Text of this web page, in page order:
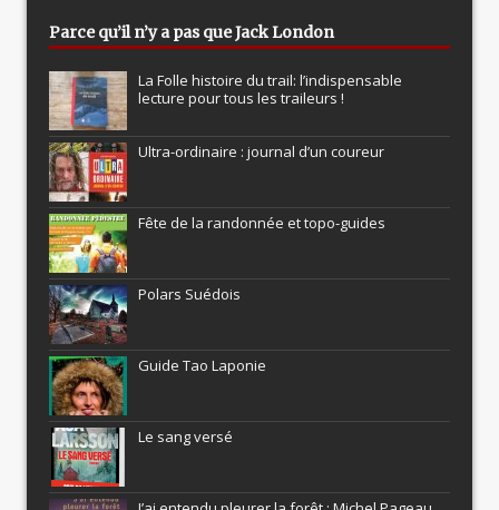
Parce qu’il n’y a pas que Jack London
La Folle histoire du trail: l’indispensable
lecture pour tous les traileurs !
Ultra-ordinaire : journal d’un coureur
Fête de la randonnée et topo-guides
Polars Suédois
Guide Tao Laponie
Le sang versé